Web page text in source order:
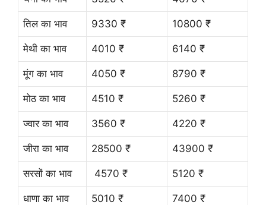
तिल का भाव 9330 ₹ 10800 ₹
मेथी का भाव 4010 ₹ 6140 ₹
मूंग का भाव 4050 ₹ 8790 ₹
मोठ का भाव 4510 ₹ 5260 ₹
ज्वार का भाव 3560 ₹ 4220 ₹
जीरा का भाव 28500 ₹ 43900 ₹
सरसों का भाव 4570 ₹ 5120 ₹
धाणा का भाव 5010 ₹ 7400 ₹